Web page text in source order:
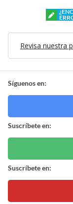
Revisa nuestra
Síguenos en:
Suscríbete en:
Suscríbete en: